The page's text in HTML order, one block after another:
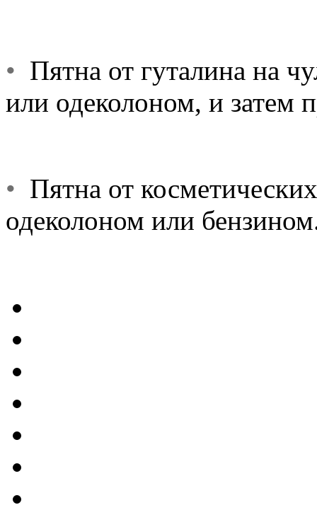
• Пятна от гуталина на
или одеколоном, и затем
• Пятна от
одеколоном или